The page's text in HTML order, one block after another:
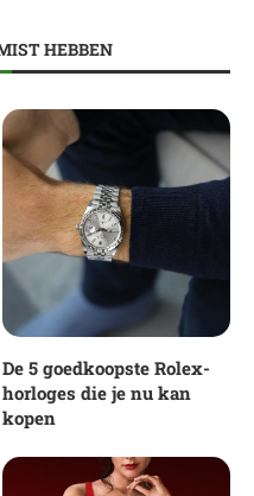
HEBBEN
De 5 goedkoopste Rolex-
horloges die je nu kan
kopen